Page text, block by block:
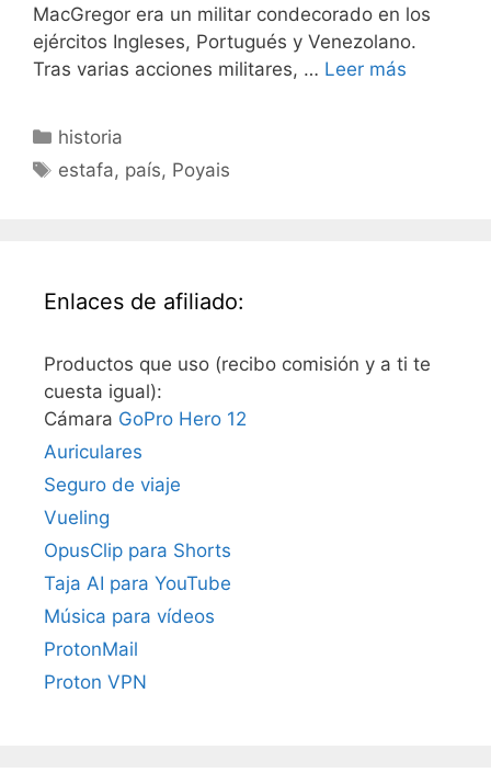
MacGregor era un militar condecorado en los
ejércitos Ingleses, Portugués y Venezolano.
Tras varias acciones militares, … Leer más
Categorías
historia
Etiquetas
estafa, país, Poyais
Enlaces de afiliado:
Productos que uso (recibo comisión y a ti te
cuesta igual):
Cámara GoPro Hero 12
Auriculares
Seguro de viaje
Vueling
OpusClip para Shorts
Taja AI para YouTube
Música para vídeos
ProtonMail
Proton VPN